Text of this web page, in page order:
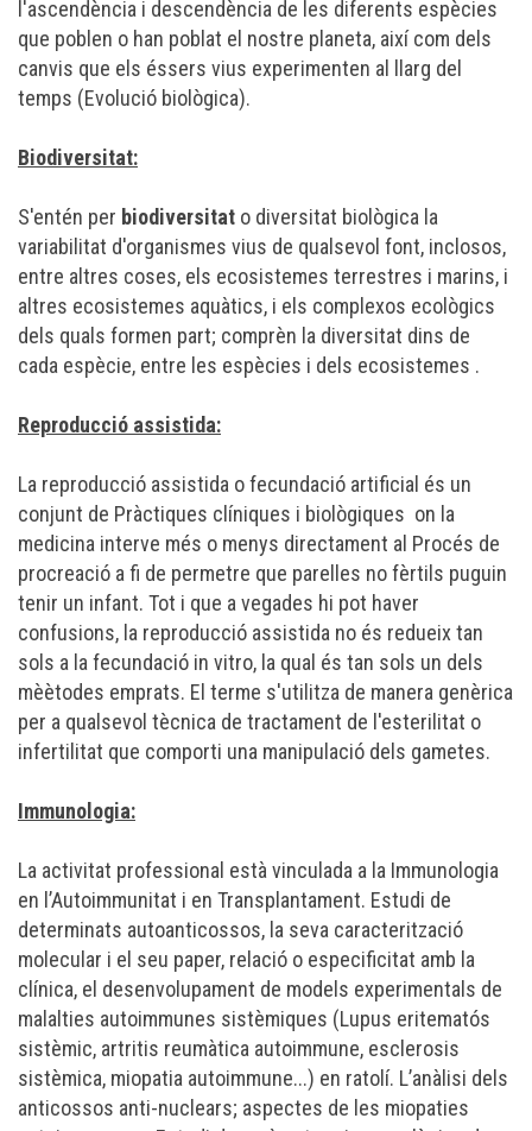
l'ascendència i descendència de les diferents espècies
que poblen o han poblat el nostre planeta, així com dels
canvis que els éssers vius experimenten al llarg del
temps (Evolució biològica).
Biodiversitat:
S'entén per biodiversitat o diversitat biològica la
variabilitat d'organismes vius de qualsevol font, inclosos,
entre altres coses, els ecosistemes terrestres i marins, i
altres ecosistemes aquàtics, i els complexos ecològics
dels quals formen part; comprèn la diversitat dins de
cada espècie, entre les espècies i dels ecosistemes .
Reproducció assistida:
La reproducció assistida o fecundació artificial és un
conjunt de Pràctiques clíniques i biològiques on la
medicina interve més o menys directament al Procés de
procreació a fi de permetre que parelles no fèrtils puguin
tenir un infant. Tot i que a vegades hi pot haver
confusions, la reproducció assistida no és redueix tan
sols a la fecundació in vitro, la qual és tan sols un dels
mèètodes emprats. El terme s'utilitza de manera genèrica
per a qualsevol tècnica de tractament de l'esterilitat o
infertilitat que comporti una manipulació dels gametes.
Immunologia:
La activitat professional està vinculada a la Immunologia
en l’Autoimmunitat i en Transplantament. Estudi de
determinats autoanticossos, la seva caracterització
molecular i el seu paper, relació o especificitat amb la
clínica, el desenvolupament de models experimentals de
malalties autoimmunes sistèmiques (Lupus eritematós
sistèmic, artritis reumàtica autoimmune, esclerosis
sistèmica, miopatia autoimmune...) en ratolí. L’anàlisi dels
anticossos anti-nuclears; aspectes de les miopaties